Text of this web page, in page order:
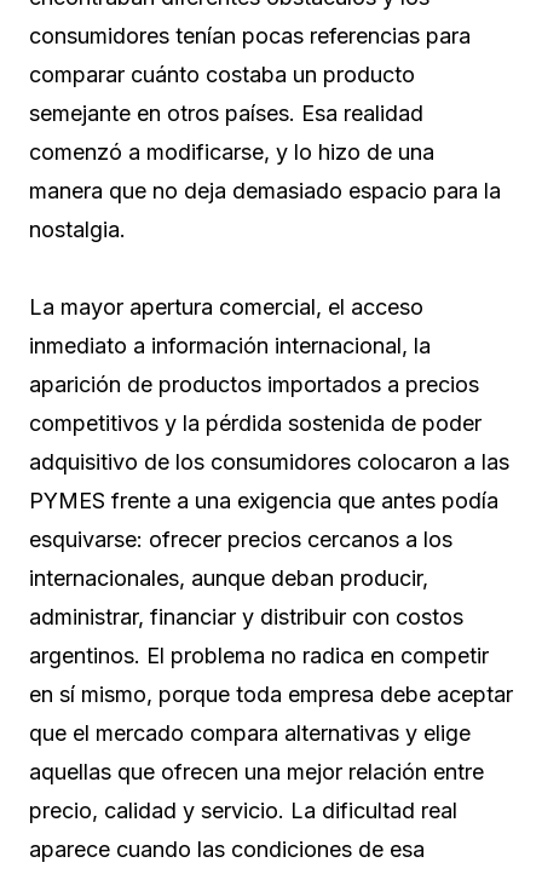
consumidores tenían pocas referencias para
comparar cuánto costaba un producto
semejante en otros países. Esa realidad
comenzó a modificarse, y lo hizo de una
manera que no deja demasiado espacio para la
nostalgia.
La mayor apertura comercial, el acceso
inmediato a información internacional, la
aparición de productos importados a precios
competitivos y la pérdida sostenida de poder
adquisitivo de los consumidores colocaron a las
PYMES frente a una exigencia que antes podía
esquivarse: ofrecer precios cercanos a los
internacionales, aunque deban producir,
administrar, financiar y distribuir con costos
argentinos. El problema no radica en competir
en sí mismo, porque toda empresa debe aceptar
que el mercado compara alternativas y elige
aquellas que ofrecen una mejor relación entre
precio, calidad y servicio. La dificultad real
aparece cuando las condiciones de esa